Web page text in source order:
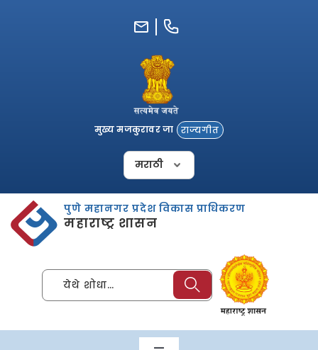
मुख्य मजकुरावर जा राज्यगीत
पुणे महानगर प्रदेश विकास प्राधिकरण
महाराष्ट्र शासन
येथे शोधा…